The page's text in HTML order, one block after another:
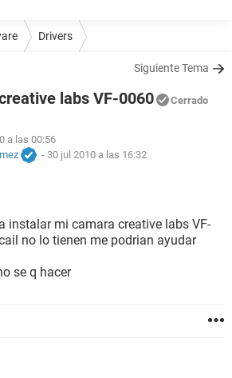
Drivers
Siguiente Tema
labs VF-0060 Cerrado
a las 00:56
- 30 jul 2010 a las 16:32
instalar mi camara creative labs VF-
no lo tienen me podrian ayudar
se q hacer